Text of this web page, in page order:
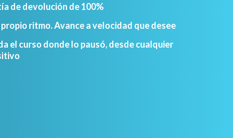
de devolución de 100%
propio ritmo. Avance a velocidad que desee
el curso donde lo pausó, desde cualquier